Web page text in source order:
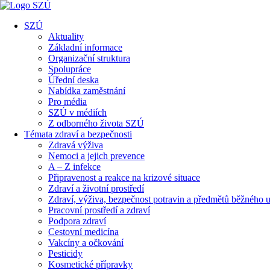
SZÚ
Aktuality
Základní informace
Organizační struktura
Spolupráce
Úřední deska
Nabídka zaměstnání
Pro média
SZÚ v médiích
Z odborného života SZÚ
Témata zdraví a bezpečnosti
Zdravá výživa
Nemoci a jejich prevence
A – Z infekce
Připravenost a reakce na krizové situace
Zdraví a životní prostředí
Zdraví, výživa, bezpečnost potravin a předmětů běžného
Pracovní prostředí a zdraví
Podpora zdraví
Cestovní medicína
Vakcíny a očkování
Pesticidy
Kosmetické přípravky